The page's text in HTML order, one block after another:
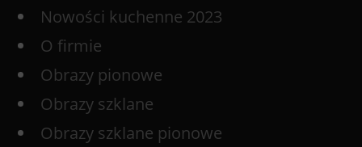
Nowości kuchenne 2023
O firmie
Obrazy pionowe
Obrazy szklane
Obrazy szklane pionowe